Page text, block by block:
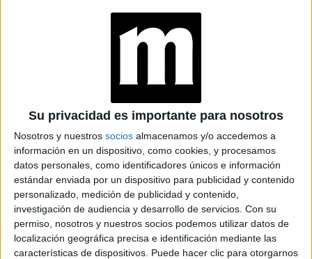
Su privacidad es importante para nosotros
Nosotros y nuestros socios almacenamos y/o accedemos a
información en un dispositivo, como cookies, y procesamos
datos personales, como identificadores únicos e información
estándar enviada por un dispositivo para publicidad y contenido
personalizado, medición de publicidad y contenido,
investigación de audiencia y desarrollo de servicios. Con su
permiso, nosotros y nuestros socios podemos utilizar datos de
localización geográfica precisa e identificación mediante las
características de dispositivos. Puede hacer clic para otorgarnos
Caras Noticias
Weekend Parabrisas
Look
Luz Mía Lunateen Break BATimes
© Perfil.com 2006-2019 - Todos los derechos reservados
Registro de Propiedad Intelectual: Nro. 5346433